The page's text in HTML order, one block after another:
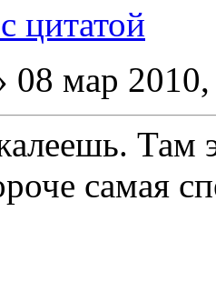
цитатой
08 мар
Там
самая